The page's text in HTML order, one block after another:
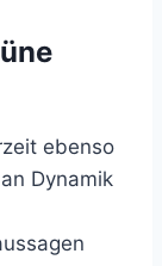
ebenso
Dynamik